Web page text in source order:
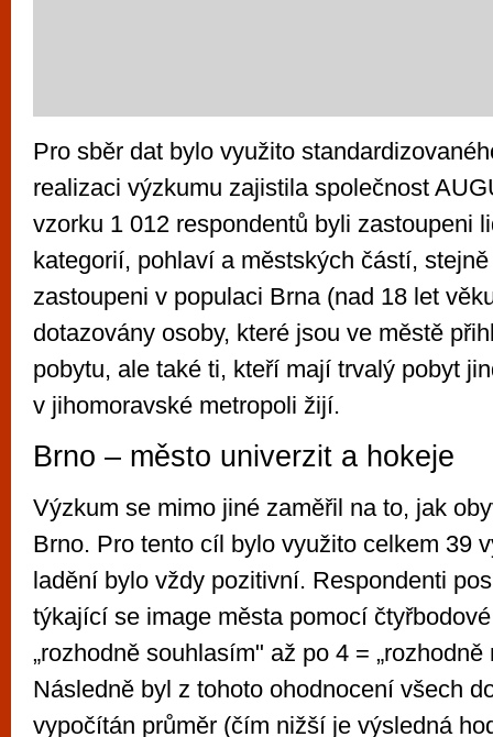
Pro sběr dat bylo využito
realizaci výzkumu zajistila společnost
vzorku 1 012 respondentů byli zastoupeni
kategorií, pohlaví a městských částí,
zastoupeni v populaci Brna (nad 18 let
dotazovány osoby, které jsou ve městě
pobytu, ale také ti, kteří mají trvalý pobyt
v jihomoravské metropoli žijí.
Brno – město univerzit a hokeje
Výzkum se mimo jiné zaměřil na to, jak
Brno. Pro tento cíl bylo využito celkem 39
ladění bylo vždy pozitivní. Respondenti
týkající se image města pomocí
„rozhodně souhlasím" až po 4 =
Následně byl z tohoto ohodnocení všech
vypočítán průměr (čím nižší je výsledná